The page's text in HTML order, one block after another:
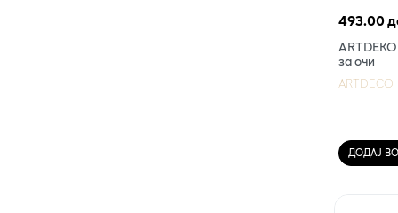
493.00
за очи
ARTDECO
ДОДАЈ